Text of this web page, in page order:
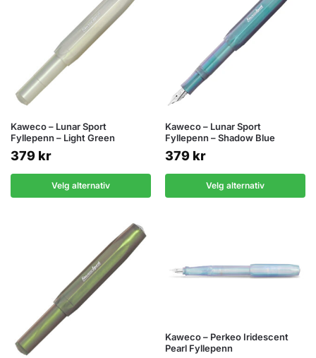
Kaweco – Lunar Sport
Fyllepenn – Light Green
379 kr
Velg alternativ
Kaweco – Lunar Sport
Fyllepenn – Shadow Blue
379 kr
Velg alternativ
Kaweco – Perkeo Iridescent
Pearl Fyllepenn